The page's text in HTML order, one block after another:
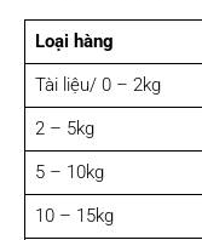
Loại hàng
Tài liệu/ 0 – 2kg
2 – 5kg
5 – 10kg
10 – 15kg